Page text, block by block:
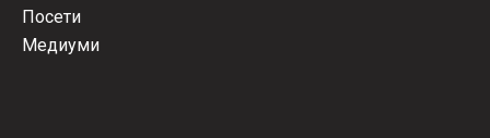
Посети
Медиуми